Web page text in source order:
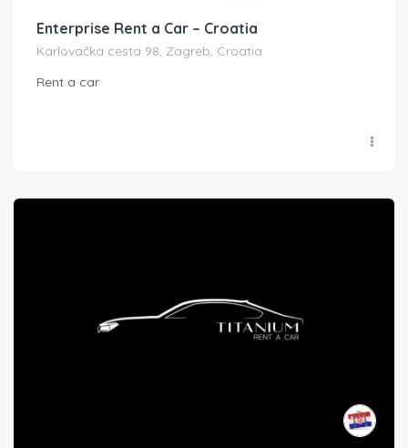
Enterprise Rent a Car – Croatia
Karlovačka cesta 98, Zagreb, Croatia
Rent a car